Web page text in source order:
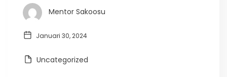
Mentor Sakoosu
Januari 30, 2024
Uncategorized